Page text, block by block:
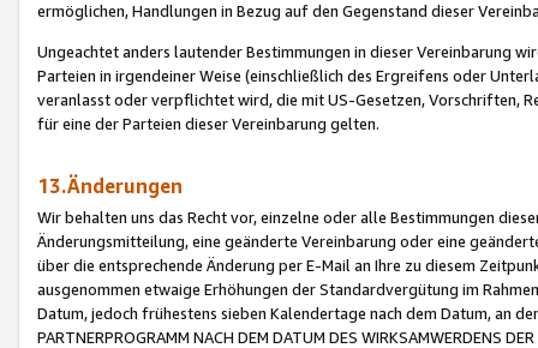
ermöglichen, Handlungen in Bezug auf den Gegenstand dieser
Ungeachtet anders lautender Bestimmungen in dieser Vereinbarung
Parteien in irgendeiner Weise (einschließlich des Ergreifens oder
veranlasst oder verpflichtet wird, die mit US-Gesetzen, Vorschriften,
für eine der Parteien dieser Vereinbarung gelten.
13.Änderungen
Wir behalten uns das Recht vor, einzelne oder alle Bestimmungen
Änderungsmitteilung, eine geänderte Vereinbarung oder eine
über die entsprechende Änderung per E-Mail an Ihre zu diesem
ausgenommen etwaige Erhöhungen der Standardvergütung im
Datum, jedoch frühestens sieben Kalendertage nach dem Datum, an
PARTNERPROGRAMM NACH DEM DATUM DES WIRKSAMWERDENS